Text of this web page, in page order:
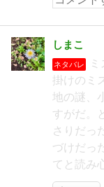
しまこ
ネタバレ
掛けのミ
地の謎、
すがだ。
さりだっ
づけだっ
てと読み